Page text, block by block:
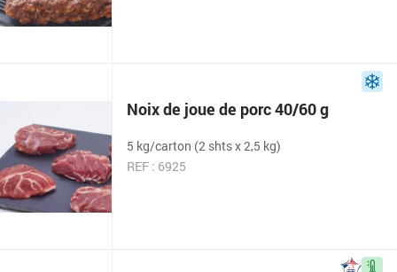
Noix de joue de porc 40/60 g
5 kg/carton (2 shts x 2,5 kg)
REF : 6925